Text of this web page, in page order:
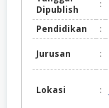
Dipublish
:
Pendidikan :
Jurusan :
Lokasi :